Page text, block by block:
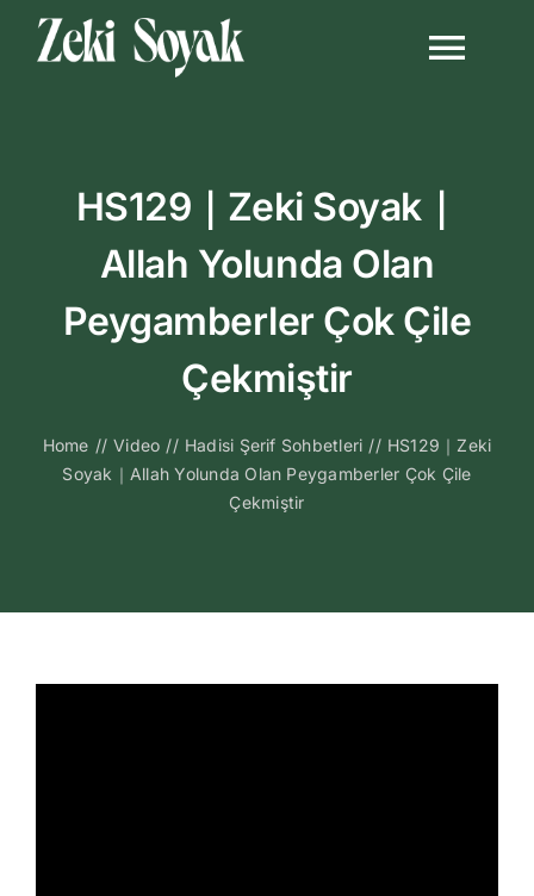
Biyografi
Kitapları
Sesli
HS129｜Zeki Soyak｜
Allah Yolunda Olan
Peygamberler Çok Çile
Çekmiştir
Home // Video // Hadisi Şerif Sohbetleri // HS129｜Zeki
Soyak｜Allah Yolunda Olan Peygamberler Çok Çile
Çekmiştir